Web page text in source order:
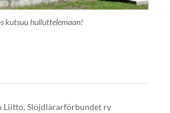
kutsuu hulluttelemaan!
Liitto, Slöjdlärarförbundet ry